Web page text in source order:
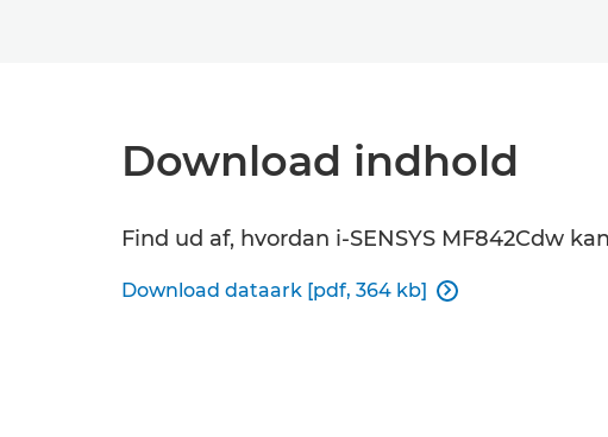
Download indhold
Find ud af, hvordan i-SENSYS MF842Cdw
Download dataark [pdf, 364 kb] 